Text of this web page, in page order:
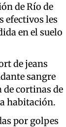
de Río de
efectivos les
en el suelo
de jeans
sangre
de cortinas de
habitación.
por golpes